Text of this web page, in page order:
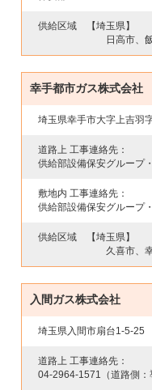
供給区域
【埼玉県】
日高市、
幸手都市ガス株式会社
埼玉県幸手市大字上吉羽
道路上 工事連絡先：
供給部設備保安グループ
敷地内 工事連絡先：
供給部設備保安グループ
供給区域
【埼玉県】
久喜市、
入間ガス株式会社
埼玉県入間市扇台1-5-25
道路上 工事連絡先：
04-2964-1571 （道路側